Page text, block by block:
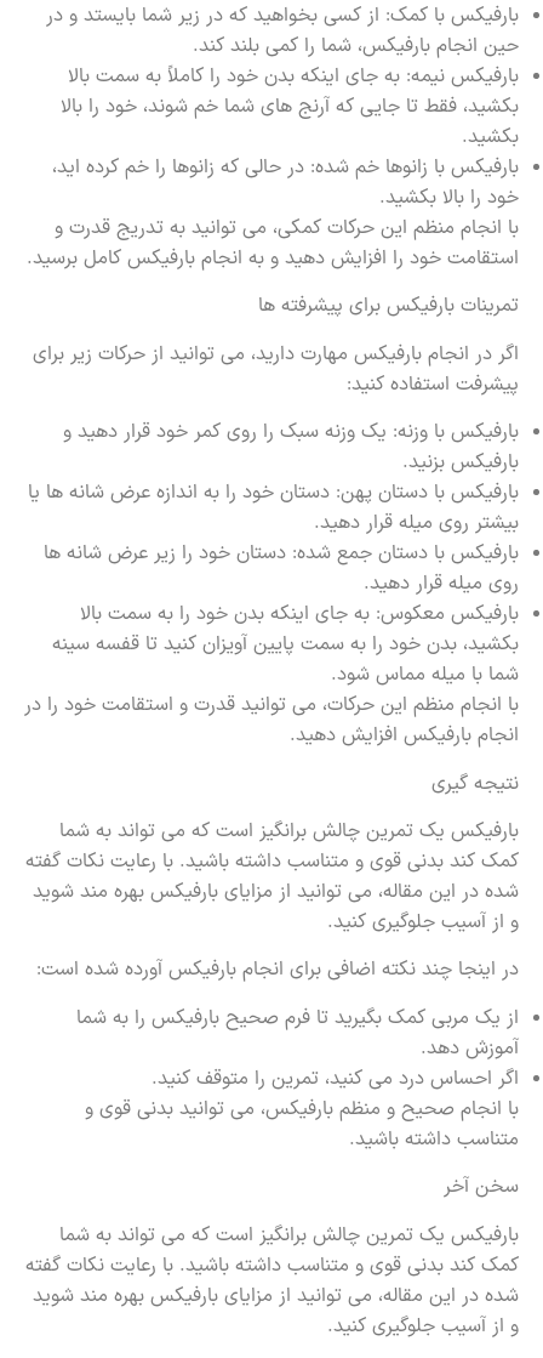
بارفیکس با کمک: از کسی بخواهید که در زیر شما بایستد و در
حین انجام بارفیکس، شما را کمی بلند کند.
بارفیکس نیمه: به جای اینکه بدن خود را کاملاً به سمت بالا
بکشید، فقط تا جایی که آرنج های شما خم شوند، خود را بالا
بکشید.
بارفیکس با زانوها خم شده: در حالی که زانوها را خم کرده اید،
خود را بالا بکشید.
با انجام منظم این حرکات کمکی، می توانید به تدریج قدرت و
استقامت خود را افزایش دهید و به انجام بارفیکس کامل برسید.
تمرینات بارفیکس برای پیشرفته ها
اگر در انجام بارفیکس مهارت دارید، می توانید از حرکات زیر برای
پیشرفت استفاده کنید:
بارفیکس با وزنه: یک وزنه سبک را روی کمر خود قرار دهید و
بارفیکس بزنید.
بارفیکس با دستان پهن: دستان خود را به اندازه عرض شانه ها یا
بیشتر روی میله قرار دهید.
بارفیکس با دستان جمع شده: دستان خود را زیر عرض شانه ها
روی میله قرار دهید.
بارفیکس معکوس: به جای اینکه بدن خود را به سمت بالا
بکشید، بدن خود را به سمت پایین آویزان کنید تا قفسه سینه
شما با میله مماس شود.
با انجام منظم این حرکات، می توانید قدرت و استقامت خود را در
انجام بارفیکس افزایش دهید.
نتیجه گیری
بارفیکس یک تمرین چالش برانگیز است که می تواند به شما
کمک کند بدنی قوی و متناسب داشته باشید. با رعایت نکات گفته
شده در این مقاله، می توانید از مزایای بارفیکس بهره مند شوید
و از آسیب جلوگیری کنید.
در اینجا چند نکته اضافی برای انجام بارفیکس آورده شده است:
از یک مربی کمک بگیرید تا فرم صحیح بارفیکس را به شما
آموزش دهد.
اگر احساس درد می کنید، تمرین را متوقف کنید.
با انجام صحیح و منظم بارفیکس، می توانید بدنی قوی و
متناسب داشته باشید.
سخن آخر
بارفیکس یک تمرین چالش برانگیز است که می تواند به شما
کمک کند بدنی قوی و متناسب داشته باشید. با رعایت نکات گفته
شده در این مقاله، می توانید از مزایای بارفیکس بهره مند شوید
و از آسیب جلوگیری کنید.